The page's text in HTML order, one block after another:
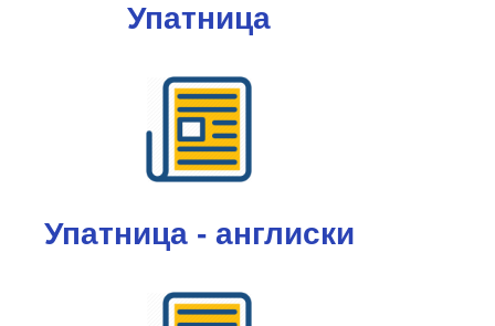
Упатница
Упатница - англиски